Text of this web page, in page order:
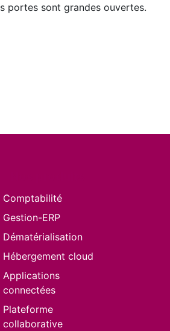
portes sont grandes ouvertes.
Comptabilité
Gestion-ERP
Dématérialisation
Hébergement cloud
Applications
connectées
Plateforme
collaborative